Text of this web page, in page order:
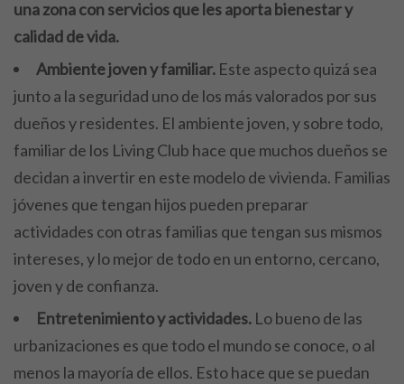
una zona con servicios que les aporta bienestar y
calidad de vida.
Ambiente joven y familiar. Este aspecto quizá sea
junto a la seguridad uno de los más valorados por sus
dueños y residentes. El ambiente joven, y sobre todo,
familiar de los Living Club hace que muchos dueños se
decidan a invertir en este modelo de vivienda. Familias
jóvenes que tengan hijos pueden preparar
actividades con otras familias que tengan sus mismos
intereses, y lo mejor de todo en un entorno, cercano,
joven y de confianza.
Entretenimiento y actividades. Lo bueno de las
urbanizaciones es que todo el mundo se conoce, o al
menos la mayoría de ellos. Esto hace que se puedan